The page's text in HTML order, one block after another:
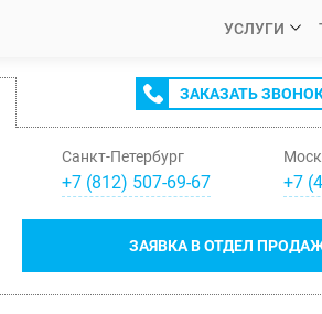
УСЛУГИ
ЗАКАЗАТЬ
Санкт-Петербург
+7(812) 507-69-67 +7 (
ЗАЯВКА В ОТДЕЛ